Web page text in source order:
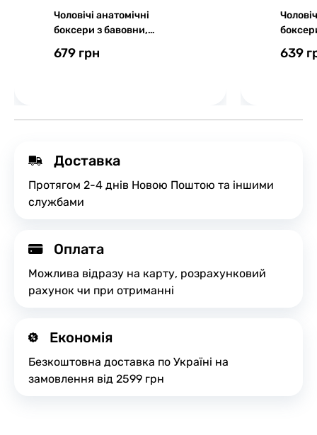
Чоловічі анатомічні
боксери з бавовни,
Series, чорний
679 грн 639
Доставка
Протягом 2-4 днів Новою Поштою та іншими
службами
Оплата
Можлива відразу на карту, розрахунковий
рахунок чи при отриманні
Економія
Безкоштовна доставка по Україні на
замовлення від 2599 грн